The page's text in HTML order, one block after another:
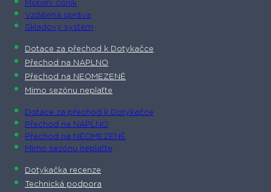
Mobilní číšník
Vzdálená správa
Skladový systém
Dotace za přechod k Dotykačce
Přechod na NAPLNO
Přechod na NEOMEZENĚ
Mimo sezónu neplaťte
Dotace za přechod k Dotykačce
Přechod na NAPLNO
Přechod na NEOMEZENĚ
Mimo sezónu neplaťte
Dotykačka recenze
Technická podpora